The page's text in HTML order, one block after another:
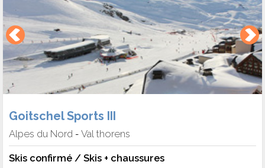
Goitschel Sports III
Alpes du Nord - Val thorens
Skis confirmé / Skis + chaussures